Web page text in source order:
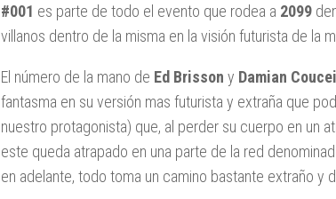
#001 es parte de todo el evento que rodea a 2099
villanos dentro de la misma en la visión futurista de la
El número de la mano de Ed Brisson y Damian
fantasma en su versión mas futurista y extraña que
nuestro protagonista) que, al perder su cuerpo en un
este queda atrapado en una parte de la red
en adelante, todo toma un camino bastante extraño y